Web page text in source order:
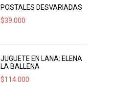
POSTALES DESVARIADAS
$39.000
JUGUETE EN LANA: ELENA
LA BALLENA
$114.000